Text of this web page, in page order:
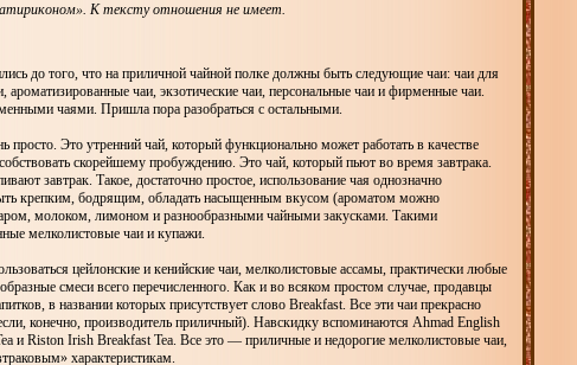
К тексту отношения не имеет.
до того, что на приличной чайной полке должны быть следующие чаи: чаи для
ароматизированные чаи, экзотические чаи, персональные чаи и фирменные чаи.
чаями. Пришла пора разобраться с остальными.
просто. Это утренний чай, который функционально может работать в качестве
скорейшему пробуждению. Это чай, который пьют во время завтрака.
завтрак. Такое, достаточно простое, использование чая однозначно
крепким, бодрящим, обладать насыщенным вкусом (ароматом можно
молоком, лимоном и разнообразными чайными закусками. Такими
мелколистовые чаи и купажи.
цейлонские и кенийские чаи, мелколистовые ассамы, практически любые
смеси всего перечисленного. Как и во всяком простом случае, продавцы
в названии которых присутствует слово Breakfast. Все эти чаи прекрасно
конечно, производитель приличный). Навскидку вспоминаются Ahmad English
и Riston Irish Breakfast Tea. Все это — приличные и недорогие мелколистовые чаи,
характеристикам.